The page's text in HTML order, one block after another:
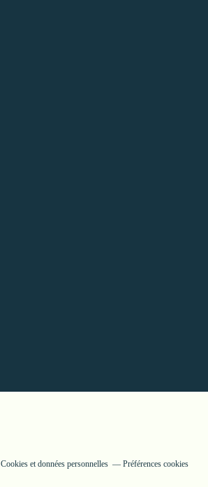
Cookies et données personnelles Préférences cookies